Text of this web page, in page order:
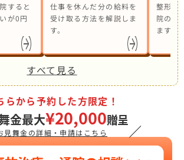
すると
が0円
仕事を休んだ分の給料を
受け取る方法を解説しま
す。
整形外
院の併
ます。
すべて見る
らから予約した方限定！
金最大¥20,000贈呈
見舞金の詳細・申請はこちら ／